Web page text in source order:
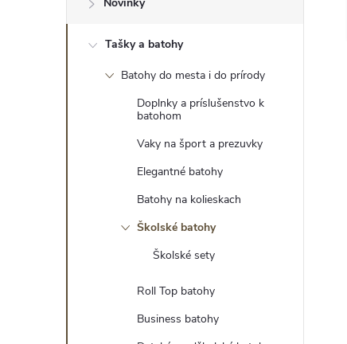
ý
Tašky a batohy
Batohy do mesta i do prírody
Doplnky a príslušenstvo k
batohom
Vaky na šport a prezuvky
Elegantné batohy
Batohy na kolieskach
Školské batohy
Školské sety
Roll Top batohy
Business batohy